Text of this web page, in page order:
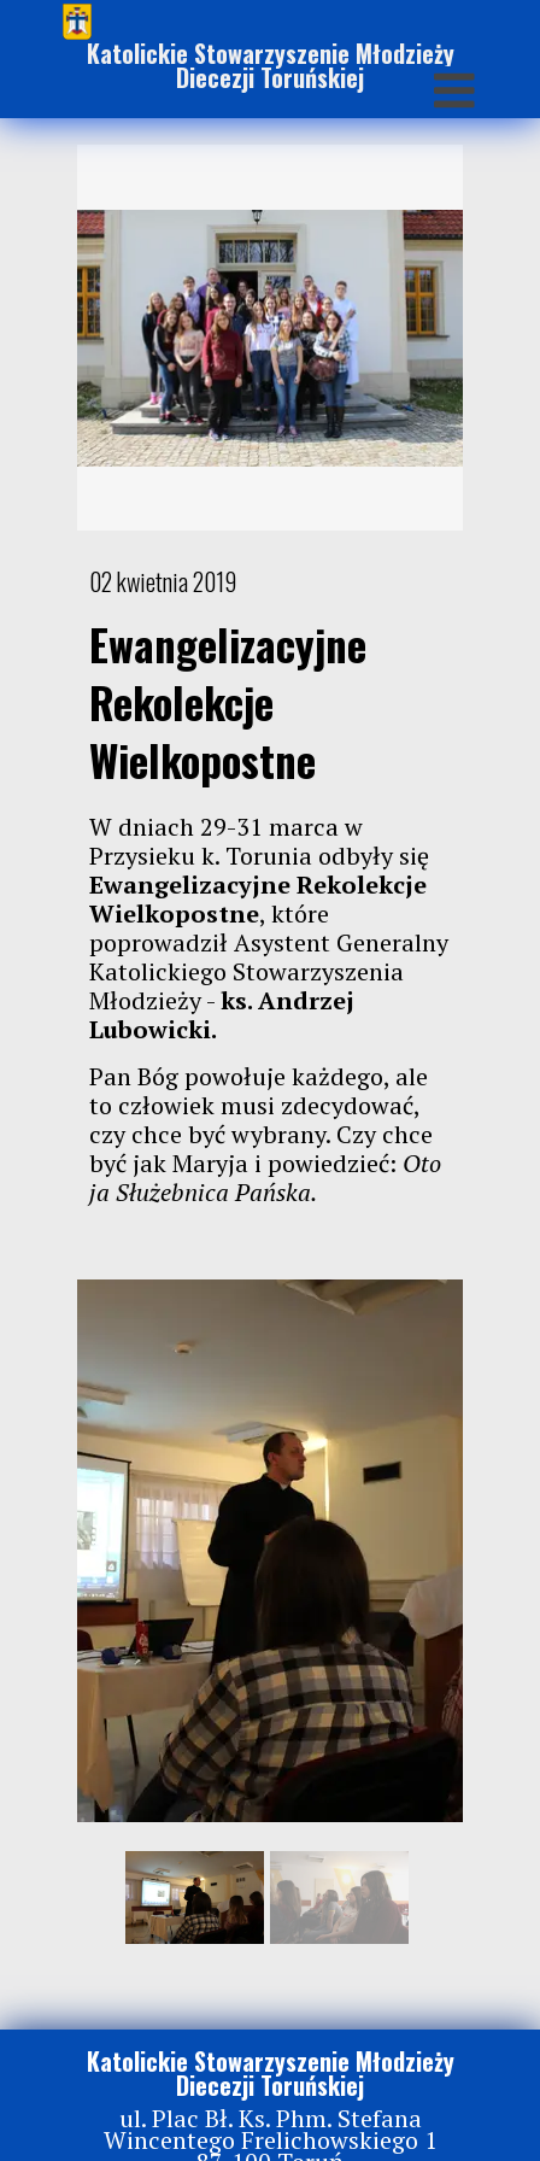
Katolickie Stowarzyszenie Młodzieży
Diecezji Toruńskiej
02 kwietnia 2019
Ewangelizacyjne
Rekolekcje
Wielkopostne
W dniach 29-31 marca w
Przysieku k. Torunia odbyły się
Ewangelizacyjne Rekolekcje
Wielkopostne, które
poprowadził Asystent Generalny
Katolickiego Stowarzyszenia
Młodzieży -ks. Andrzej
Lubowicki.
Pan Bóg powołuje każdego, ale
to człowiek musi zdecydować,
czy chce być wybrany. Czy chce
być jak Maryja i powiedzieć: Oto
ja Służebnica Pańska.
Katolickie Stowarzyszenie Młodzieży
Diecezji Toruńskiej
ul. Plac Bł. Ks. Phm. Stefana
Wincentego Frelichowskiego 1